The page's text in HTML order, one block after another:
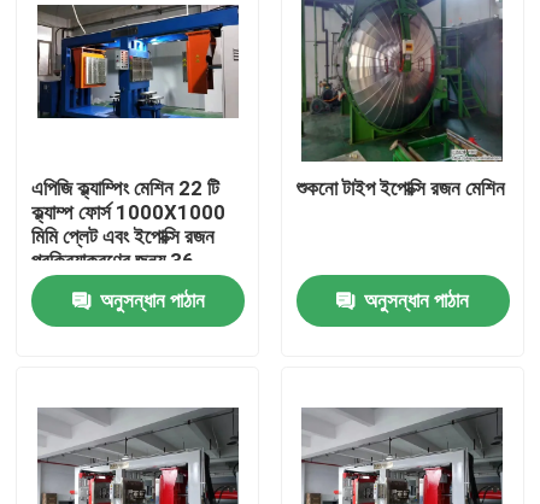
আমাদের সম্পর্কে
এপিজি ক্ল্যাম্পিং মেশিন 22 টি
ক্ল্যাম্প ফোর্স 1000X1000
মিমি প্লেট এবং ইপোক্সি রজন
প্রক্রিয়াকরণের জন্য 36
কেডব্লিউ গরম করার ক্ষমতা সহ
অনুসন্ধান পাঠান
শুকনো টাইপ ইপোক্সি রজন মেশিন
অনুসন্ধান পাঠান